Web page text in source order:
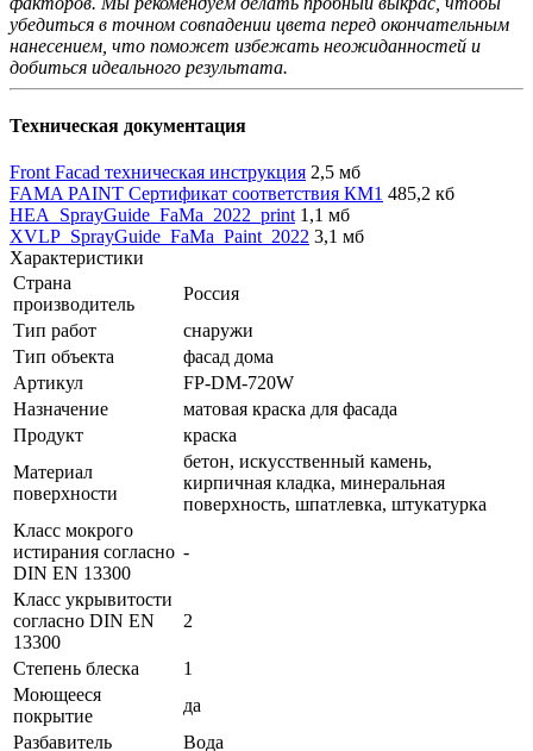
убедиться в точном совпадении цвета перед окончательным
нанесением, что поможет избежать неожиданностей и
добиться идеального результата.
Техническая документация
Front Facad техническая инструкция 2,5 мб
FAMA PAINT Сертификат соответствия КМ1 485,2 кб
HEA_SprayGuide_FaMa_2022_print 1,1 мб
XVLP_SprayGuide_FaMa_Paint_2022 3,1 мб
Характеристики
Страна
производитель
Россия
Тип работ
снаружи
Тип объекта
фасад дома
Артикул
FP-DM-720W
Назначение
матовая краска для фасада
Продукт
краска
Материал
поверхности
бетон, искусственный камень,
кирпичная кладка, минеральная
поверхность, шпатлевка, штукатурка
Класс мокрого
истирания согласно
DIN EN 13300
-
Класс укрывитости
согласно DIN EN
13300
2
Степень блеска
1
Моющееся
покрытие
да
Разбавитель
Вода